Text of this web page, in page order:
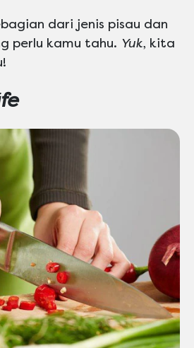
dari jenis pisau dan
perlu kamu tahu. Yuk, kita